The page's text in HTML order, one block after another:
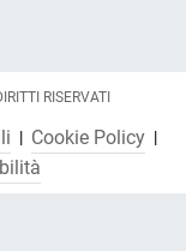
RISERVATI
Cookie Policy